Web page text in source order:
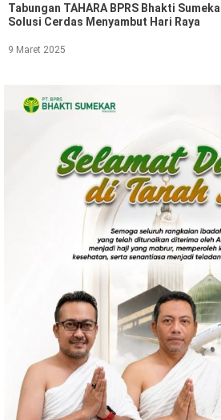
Gaya Hidup
Otomotif
Ilmiah
SosBud
Sosial Budaya
Wisata
Tabungan TAHARA BPRS Bhakti
Solusi Cerdas Menyambut Hari Raya
9 Maret 2025